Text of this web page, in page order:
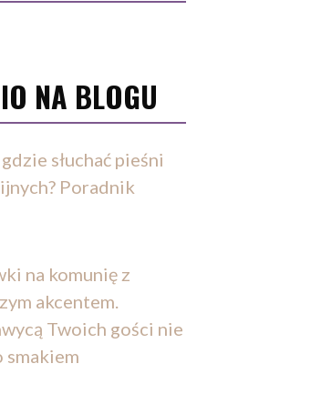
NA BLOGU
gdzie słuchać pieśni
Poradnik
na komunię z
akcentem.
Twoich gości nie
smakiem